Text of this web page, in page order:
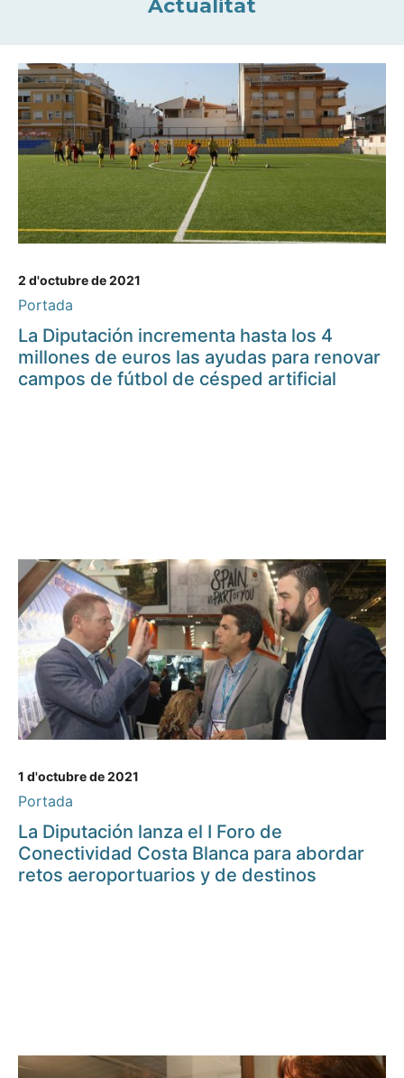
Actualitat
2 d'octubre de 2021
Portada
La Diputación incrementa hasta los 4
millones de euros las ayudas para renovar
campos de fútbol de césped artificial
1 d'octubre de 2021
Portada
La Diputación lanza el I Foro de
Conectividad Costa Blanca para abordar
retos aeroportuarios y de destinos